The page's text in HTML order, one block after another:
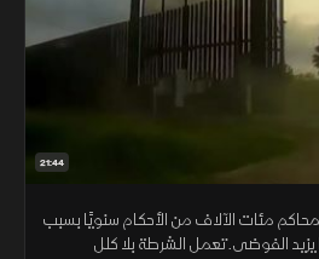
21:44
مئات الآلاف من الأحكام سنويًا بسبب
الفوضى. تعمل الشرطة بلا كلل